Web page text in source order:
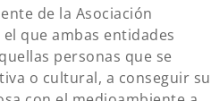
de la Asociación
que ambas entidades
personas que se
o cultural, a conseguir su